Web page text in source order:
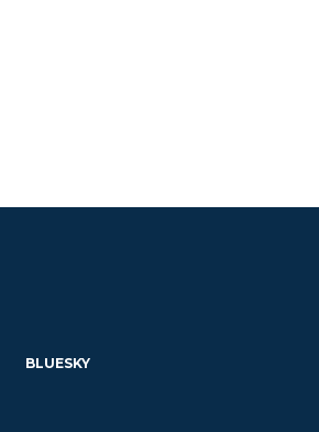
BLUESKY